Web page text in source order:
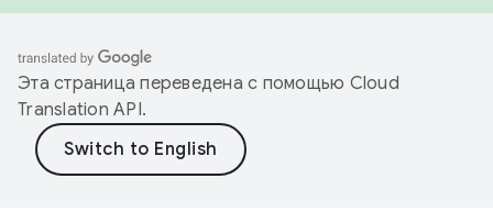
Эта страница переведена с помощью Cloud
Translation API.